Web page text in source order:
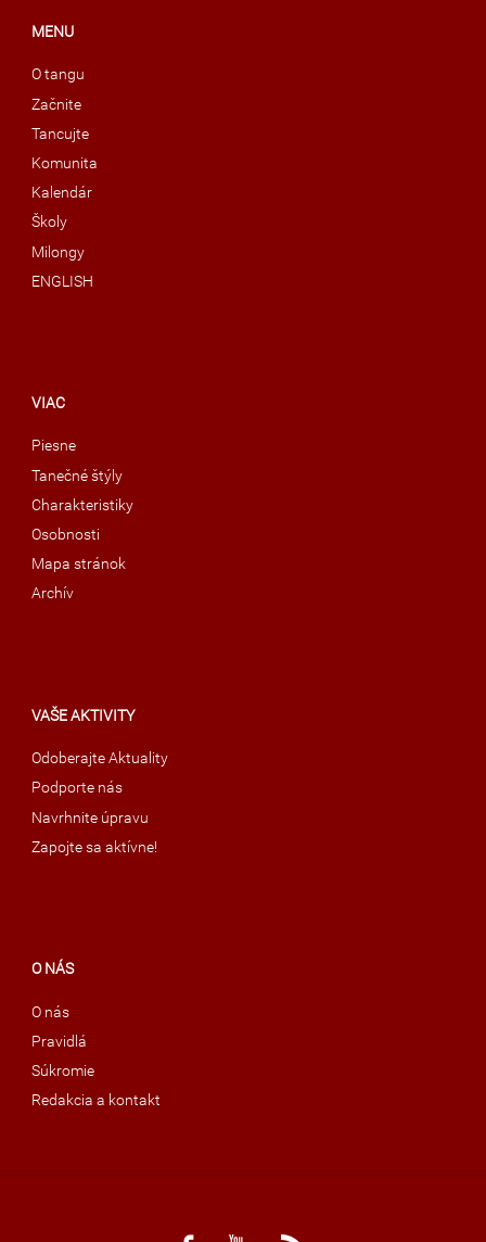
MENU
O tangu
Začnite
Tancujte
Komunita
Kalendár
Školy
Milongy
ENGLISH
VIAC
Piesne
Tanečné štýly
Charakteristiky
Osobnosti
Mapa stránok
Archív
VAŠE AKTIVITY
Odoberajte Aktuality
Podporte nás
Navrhnite úpravu
Zapojte sa aktívne!
O NÁS
O nás
Pravidlá
Súkromie
Redakcia a kontakt